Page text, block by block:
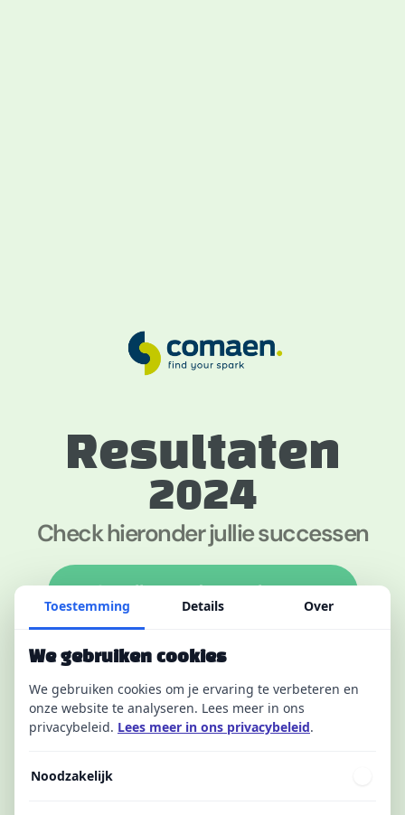
Resultaten
2024
Check hieronder jullie successen
Scroll voor de resultaten
Toestemming Details Over
We gebruiken cookies
We gebruiken cookies om je ervaring te verbeteren en
onze website te analyseren. Lees meer in ons
privacybeleid. Lees meer in ons privacybeleid.
Noodzakelijk